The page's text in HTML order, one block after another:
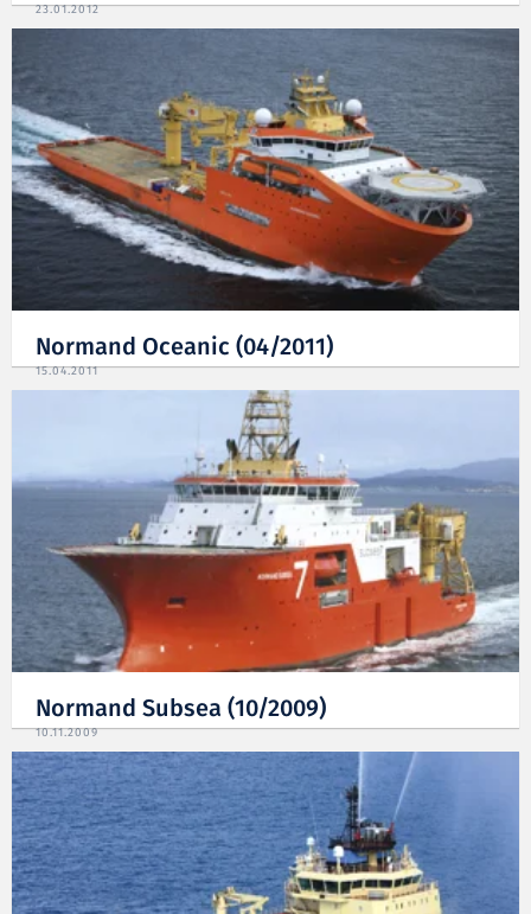
23.01.2012
Normand Oceanic (04/2011)
15.04.2011
Normand Subsea (10/2009)
10.11.2009